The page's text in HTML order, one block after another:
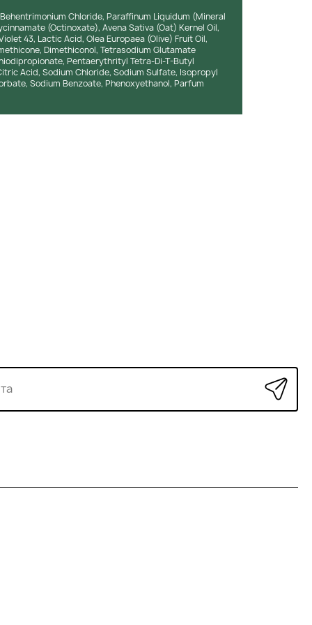
Chloride, Paraffinum Liquidum (Mineral
(Octinoxate), Avena Sativa (Oat) Kernel Oil,
43, Lactic Acid, Olea Europaea (Olive) Fruit Oil,
Dimethiconol, Tetrasodium Glutamate
Pentaerythrityl Tetra-Di-T-Butyl
Acid, Sodium Chloride, Sodium Sulfate, Isopropyl
Sodium Benzoate, Phenoxyethanol, Parfum